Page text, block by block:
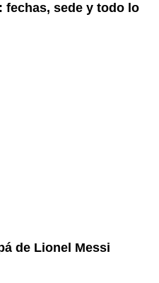
fechas, sede y todo lo
de Lionel Messi